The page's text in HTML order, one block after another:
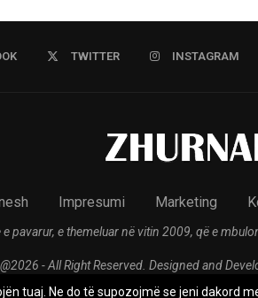
TWITTER INSTAGRAM
Impresumi Marketing
pavarur, e themeluar në vitin 2009, që e
@2026 - All Right Reserved. Designed and
tuaj. Ne do të supozojmë se jeni dakord